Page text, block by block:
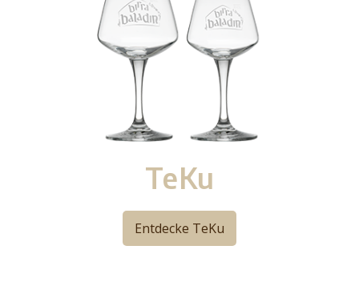
TeKu
Entdecke TeKu